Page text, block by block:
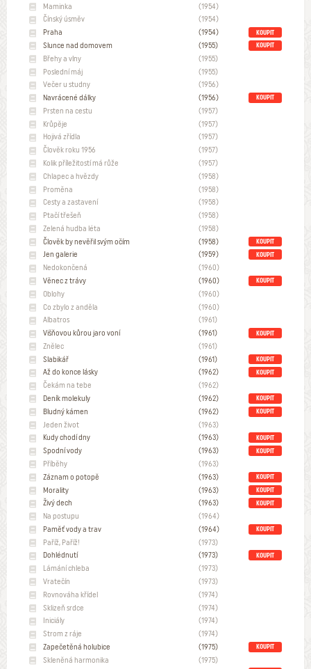
Maminka
(1954)
Čínský úsměv
(1954)
Praha
(1954) KOUPIT
Slunce nad domovem (1955) KOUPIT
Břehy a vlny
(1955)
Poslední máj
(1955)
Večer u studny
(1956)
Navrácené dálky
(1956) KOUPIT
Prsten na cestu
(1957)
Krůpěje
(1957)
Hojivá zřídla
(1957)
Člověk roku 1956
(1957)
Kolik příležitostí má růže
(1957)
Chlapec a hvězdy
(1958)
Proměna
(1958)
Cesty a zastavení
(1958)
Ptačí třešeň
(1958)
Zelená hudba léta
(1958)
Člověk by nevěřil svým očím
(1958) KOUPIT
Jen galerie (1959) KOUPIT
Nedokončená
(1960)
Věnec z trávy
(1960) KOUPIT
Oblohy
(1960)
Co zbylo z anděla
(1960)
Albatros
(1961)
Višňovou kůrou jaro voní
(1961) KOUPIT
Znělec
(1961)
Slabikář
(1961) KOUPIT
Až do konce lásky (1962) KOUPIT
Čekám na tebe
(1962)
Deník molekuly
(1962) KOUPIT
Bludný kámen (1962) KOUPIT
Jeden život
(1963)
Kudy chodí dny
(1963) KOUPIT
Spodní vody (1963) KOUPIT
Příběhy
(1963)
Záznam o potopě
(1963) KOUPIT
Morality (1963) KOUPIT
Živý dech (1963) KOUPIT
Na postupu
(1964)
Paměť vody a trav
(1964) KOUPIT
Paříž, Paříž!
(1973)
Dohlédnutí
(1973) KOUPIT
Lámání chleba
(1973)
Vratečín
(1973)
Rovnováha křídel
(1974)
Sklizeň srdce
(1974)
Iniciály
(1974)
Strom z ráje
(1974)
Zapečetěná holubice
(1975) KOUPIT
Skleněná harmonika
(1975)